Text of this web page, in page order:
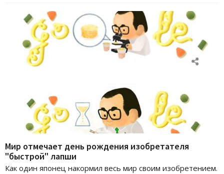
Мир отмечает день рождения изобретателя
"быстрой" лапши
Как один японец накормил весь мир своим изобретением.